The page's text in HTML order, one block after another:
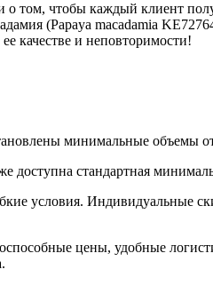
чтобы каждый клиент
(Papaya macadamia
качестве и неповторимости!
минимальные
доступна стандартная
условия. Индивидуальные
цены, удобные